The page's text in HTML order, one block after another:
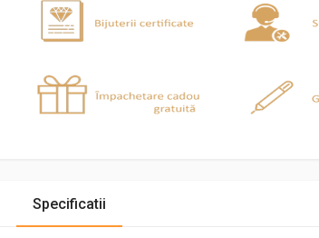
Specificatii